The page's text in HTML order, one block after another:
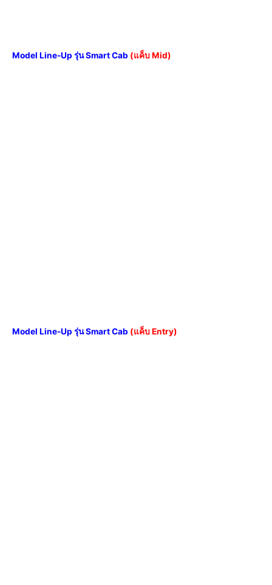
Model Line-Up รุ่น Smart Cab (แค็บ Mid)
Model Line-Up รุ่น Smart Cab (แค็บ Entry)